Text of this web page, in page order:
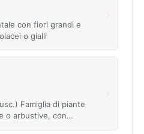
con fiori grandi e
o gialli
Famiglia di piante
o arbustive, con…